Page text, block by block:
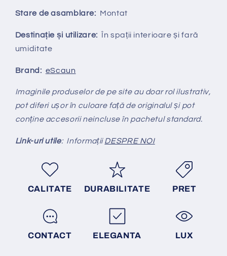
Stare de asamblare: Montat
Destinație și utilizare: În spații interioare și fară
umiditate
Brand: eScaun
Imaginile produselor de pe site au doar rol ilustrativ,
pot diferi ușor în culoare față de originalul și pot
conține accesorii neincluse în pachetul standard.
Link-uri utile: InformațiiDESPRE NOI
CALITATE DURABILITATE PRET
CONTACT ELEGANTA LUX